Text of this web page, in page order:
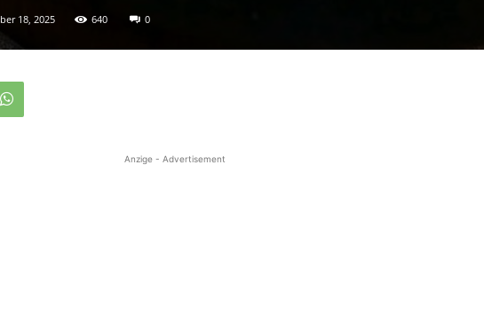
18, 2025 640 0
Anzige - Advertisement